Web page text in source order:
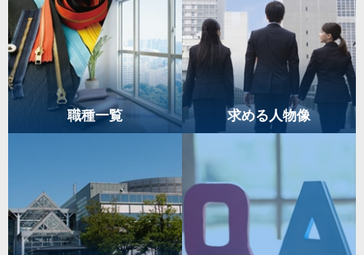
職種一覧 求める人物像